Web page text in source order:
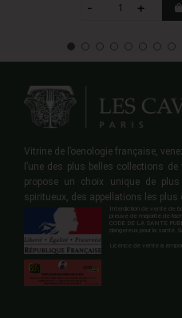
Vitrine de l’oenologie française,
l’une des plus belles collections
propose un choix unique de
spiritueux, des appellations les plus
Interdiction de vente de
preuve de majorité de
CODE DE LA SANTE
dangereux pour la santé.
Licence de vente à